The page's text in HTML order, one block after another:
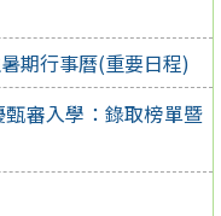
期行事曆(重要日程)
甄審入學：錄取榜單暨